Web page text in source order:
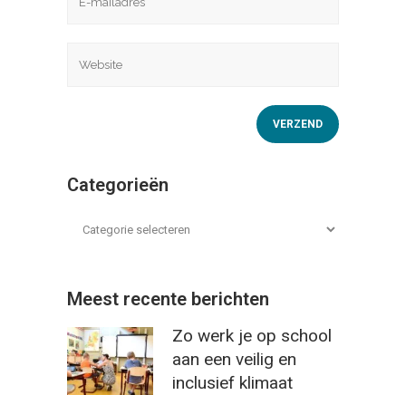
Categorieën
Meest recente berichten
Zo werk je op school
aan een veilig en
inclusief klimaat